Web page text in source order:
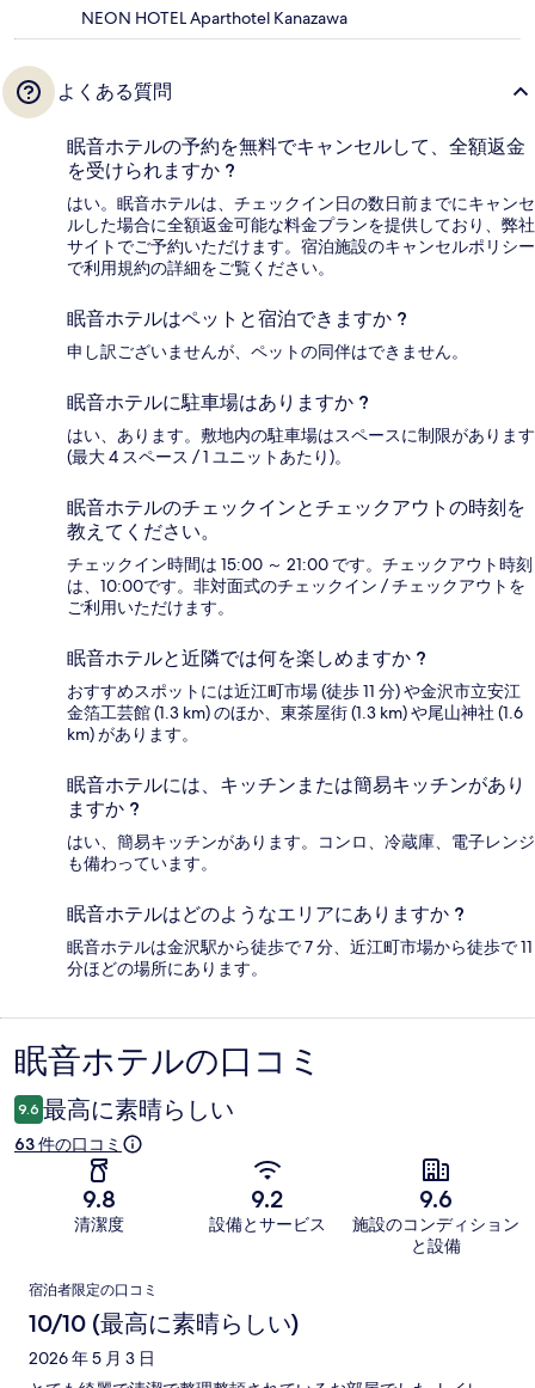
NEON HOTEL Aparthotel Kanazawa
よくある質問
眠音ホテルの予約を無料でキャンセルして、全額返金
を受けられますか ?
はい。眠音ホテルは、チェックイン日の数日前までにキャンセ
ルした場合に全額返金可能な料金プランを提供しており、弊社
サイトでご予約いただけます。宿泊施設のキャンセルポリシー
で利用規約の詳細をご覧ください。
眠音ホテルはペットと宿泊できますか ?
申し訳ございませんが、ペットの同伴はできません。
眠音ホテルに駐車場はありますか ?
はい、あります。敷地内の駐車場はスペースに制限があります
(最大 4 スペース / 1 ユニットあたり)。
眠音ホテルのチェックインとチェックアウトの時刻を
教えてください。
チェックイン時間は 15:00 ～ 21:00 です。チェックアウト時刻
は、10:00です。非対面式のチェックイン / チェックアウトを
ご利用いただけます。
眠音ホテルと近隣では何を楽しめますか ?
おすすめスポットには近江町市場 (徒歩 11 分) や金沢市立安江
金箔工芸館 (1.3 km) のほか、東茶屋街 (1.3 km) や尾山神社 (1.6
km) があります。
眠音ホテルには、キッチンまたは簡易キッチンがあり
ますか ?
はい、簡易キッチンがあります。コンロ、冷蔵庫、電子レンジ
も備わっています。
眠音ホテルはどのようなエリアにありますか ?
眠音ホテルは金沢駅から徒歩で 7 分、近江町市場から徒歩で 11
分ほどの場所にあります。
口
コ
ミ
眠音ホテルの口コミ
9.6 最高に素晴らしい
63 件の口コミ
9.8
清潔度
9.2
設備とサービス
9.6
施設のコンディション
と設備
口
コ
ミ
宿泊者限定の口コミ
10/10 (最高に素晴らしい)
2026 年 5 月 3 日